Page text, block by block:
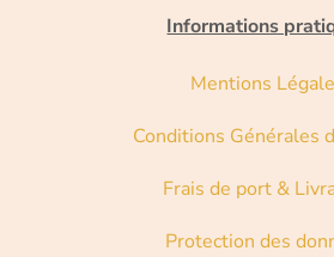
Informations
Mentions
Conditions Générales
Frais de port &
Protection des